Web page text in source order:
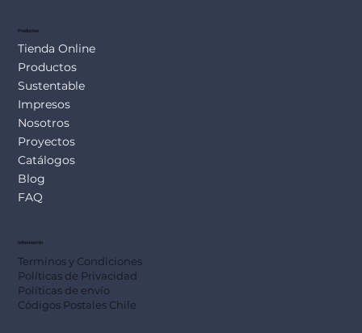
Productos
Tienda Online
Productos
Sustentable
Impresos
Nosotros
Proyectos
Catálogos
Blog
FAQ
Información
Terminos y Condiciones
Políticas de Privacidad
Políticas de envío
Códigos Postales Chile